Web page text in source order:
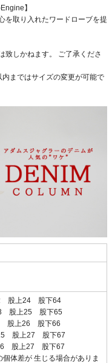
】
を取り入れたワードローブを提
致しかねます。 ご了承くださ
まではサイズの変更が可能で
股上24 股下64
股上25 股下65
股上26 股下66
股上27 股下67
股上27 股下67
体差が 生じる場合がありま